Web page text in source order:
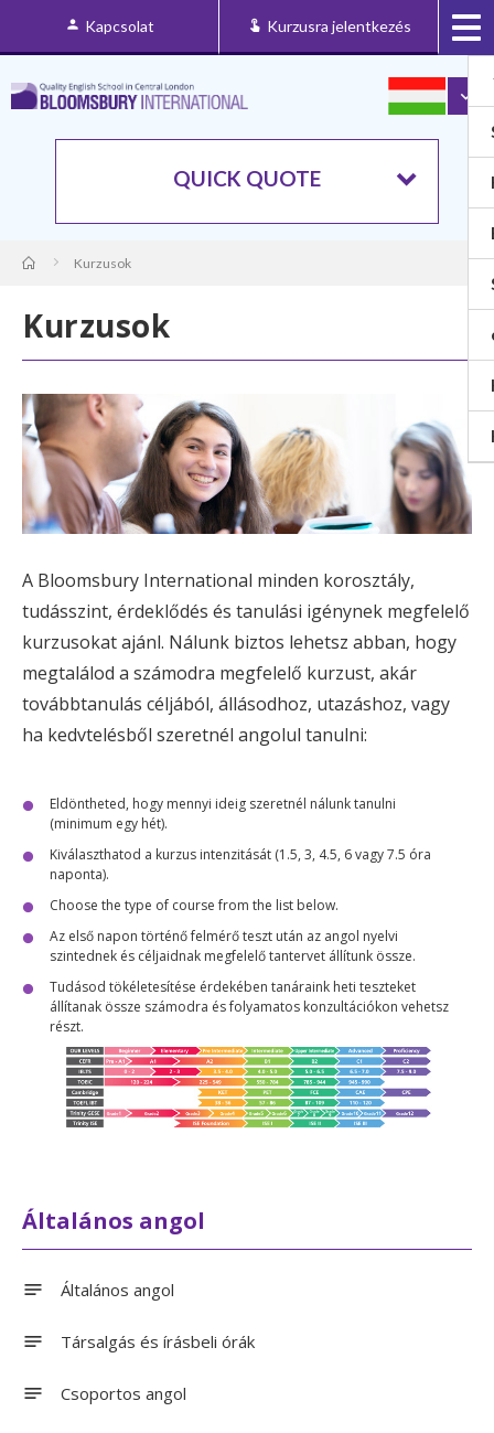
Kapcsolat Kurzusra jelentkezés
QUICK QUOTE
Kurzusok
Kurzusok
A Bloomsbury International minden korosztály,
tudásszint, érdeklődés és tanulási igénynek megfelelő
kurzusokat ajánl. Nálunk biztos lehetsz abban, hogy
megtalálod a számodra megfelelő kurzust, akár
továbbtanulás céljából, állásodhoz, utazáshoz, vagy
ha kedvtelésből szeretnél angolul tanulni:
Eldöntheted, hogy mennyi ideig szeretnél nálunk tanulni
(minimum egy hét).
Kiválaszthatod a kurzus intenzitását (1.5, 3, 4.5, 6 vagy 7.5 óra
naponta).
Choose the type of course from the list below.
Az első napon történő felmérő teszt után az angol nyelvi
szintednek és céljaidnak megfelelő tantervet állítunk össze.
Tudásod tökéletesítése érdekében tanáraink heti teszteket
állítanak össze számodra és folyamatos konzultációkon vehetsz
részt.
Általános angol
Általános angol
Társalgás és írásbeli órák
Csoportos angol